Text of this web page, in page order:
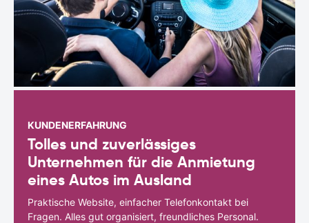
KUNDENERFAHRUNG
Tolles und zuverlässiges
Unternehmen für die Anmietung
eines Autos im Ausland
Praktische Website, einfacher Telefonkontakt bei
Fragen. Alles gut organisiert, freundliches Personal.